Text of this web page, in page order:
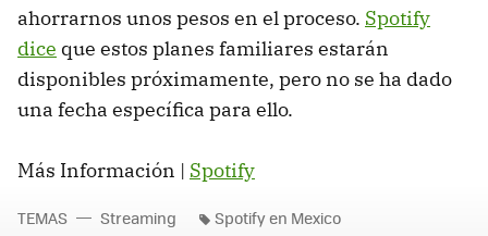
ahorrarnos unos pesos en el proceso. Spotify
dice que estos planes familiares estarán
disponibles próximamente, pero no se ha dado
una fecha específica para ello.
Más Información | Spotify
TEMAS Streaming Spotify en Mexico